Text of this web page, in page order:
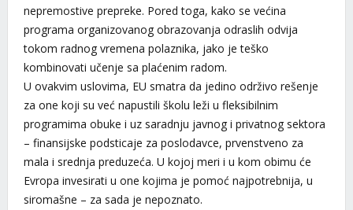
nepremostive prepreke. Pored toga, kako se većina
programa organizovanog obrazovanja odraslih odvija
tokom radnog vremena polaznika, jako je teško
kombinovati učenje sa plaćenim radom.
U ovakvim uslovima, EU smatra da jedino održivo rešenje
za one koji su već napustili školu leži u fleksibilnim
programima obuke i uz saradnju javnog i privatnog sektora
– finansijske podsticaje za poslodavce, prvenstveno za
mala i srednja preduzeća. U kojoj meri i u kom obimu će
Evropa invesirati u one kojima je pomoć najpotrebnija, u
siromašne – za sada je nepoznato.